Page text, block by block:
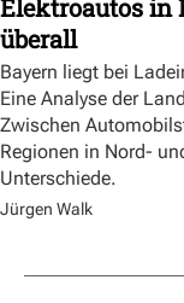
Elektroautos in
überall
Bayern liegt bei
Eine Analyse der
Zwischen
Regionen in Nord-
Unterschiede.
Jürgen Walk